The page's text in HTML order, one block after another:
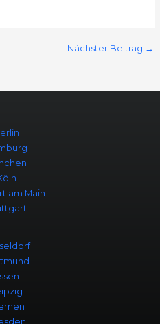
Nächster Beitrag →
am Main